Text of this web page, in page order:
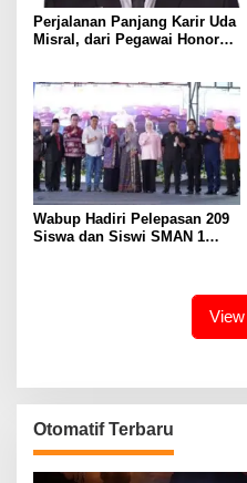
Perjalanan Panjang Karir Uda
Misral, dari Pegawai Honorer
Eselon III
Wabup Hadiri Pelepasan 209
Siswa dan Siswi SMAN 1
Otomatif Terbaru